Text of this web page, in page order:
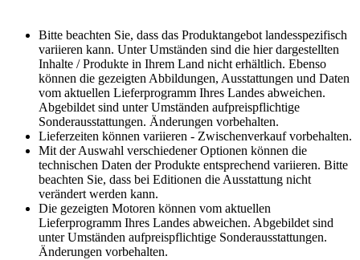
Bitte beachten Sie, dass das Produktangebot landesspezifisch
variieren kann. Unter Umständen sind die hier dargestellten
Inhalte / Produkte in Ihrem Land nicht erhältlich. Ebenso
können die gezeigten Abbildungen, Ausstattungen und Daten
vom aktuellen Lieferprogramm Ihres Landes abweichen.
Abgebildet sind unter Umständen aufpreispflichtige
Sonderausstattungen. Änderungen vorbehalten.
Lieferzeiten können variieren - Zwischenverkauf vorbehalten.
Mit der Auswahl verschiedener Optionen können die
technischen Daten der Produkte entsprechend variieren. Bitte
beachten Sie, dass bei Editionen die Ausstattung nicht
verändert werden kann.
Die gezeigten Motoren können vom aktuellen
Lieferprogramm Ihres Landes abweichen. Abgebildet sind
unter Umständen aufpreispflichtige Sonderausstattungen.
Änderungen vorbehalten.